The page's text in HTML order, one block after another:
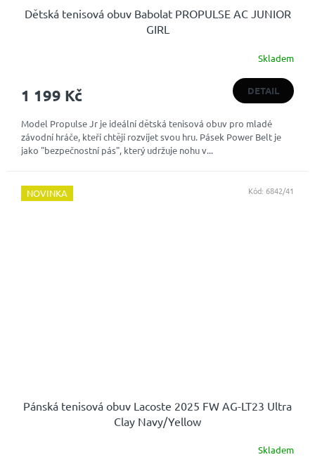
Dětská tenisová obuv Babolat PROPULSE AC JUNIOR
GIRL
je
z
5
hvězdiček.
Skladem
1 199 Kč DETAIL
Model Propulse Jr je ideální dětská tenisová obuv pro mladé
závodní hráče, kteří chtějí rozvíjet svou hru. Pásek Power Belt je
jako "bezpečnostní pás", který udržuje nohu v...
NOVINKA
Pánská tenisová obuv Lacoste 2025 FW AG-LT23 Ultra
Clay Navy/Yellow
Skladem
Kód: 6842/41